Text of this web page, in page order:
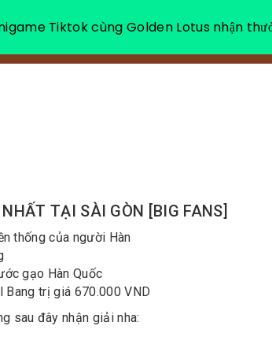
VỀ CHÚNG TÔI
TẠI SÀI GÒN [BIG FANS]
thống của người Hàn
gạo Hàn Quốc
trị giá 670.000 VND
sau đây nhận giải nha:
Tiktok cùng Golden Lotus nhận